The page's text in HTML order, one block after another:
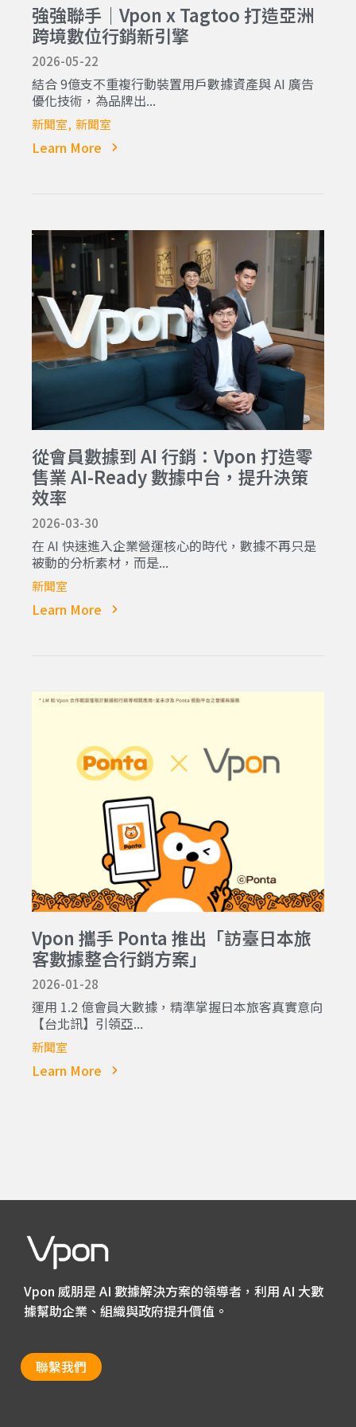
強強聯手｜Vpon x Tagtoo 打造亞洲
跨境數位行銷新引擎
2026-05-22
結合 9億支不重複行動裝置用戶數據資產與 AI 廣告
優化技術，為品牌出...
新聞室 新聞室
Learn More
從會員數據到 AI 行銷：Vpon 打造零
售業 AI-Ready 數據中台，提升決策
效率
2026-03-30
在 AI 快速進入企業營運核心的時代，數據不再只是
被動的分析素材，而是...
新聞室
Learn More
Vpon 攜手 Ponta 推出「訪臺日本旅
客數據整合行銷方案」
2026-01-28
運用 1.2 億會員大數據，精準掌握日本旅客真實意向
【台北訊】引領亞...
新聞室
Learn More
Vpon 威朋是 AI 數據解決方案的領導者，利用 AI 大數
據幫助企業、組織與政府提升價值。
聯繫我們